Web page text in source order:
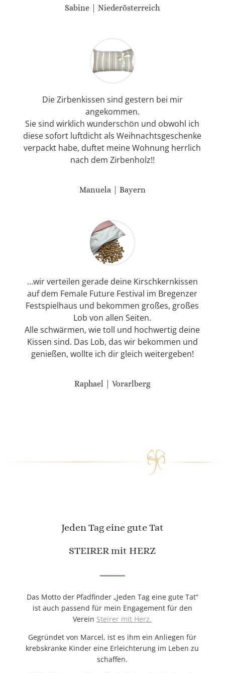
Sabine | Niederösterreich
Die Zirbenkissen sind gestern bei mir
angekommen.
Sie sind wirklich wunderschön und obwohl ich
diese sofort luftdicht als Weihnachtsgeschenke
verpackt habe, duftet meine Wohnung herrlich
nach dem Zirbenholz!!
Manuela | Bayern
…wir verteilen gerade deine Kirschkernkissen
auf dem Female Future Festival im Bregenzer
Festspielhaus und bekommen großes, großes
Lob von allen Seiten.
Alle schwärmen, wie toll und hochwertig deine
Kissen sind. Das Lob, das wir bekommen und
genießen, wollte ich dir gleich weitergeben!
Raphael | Vorarlberg
Jeden Tag eine gute Tat
STEIRER mit HERZ
Das Motto der Pfadfinder „Jeden Tag eine gute Tat“
ist auch passend für mein Engagement für den
Verein Steirer mit Herz.
Gegründet von Marcel, ist es ihm ein Anliegen für
krebskranke Kinder eine Erleichterung im Leben zu
schaffen.